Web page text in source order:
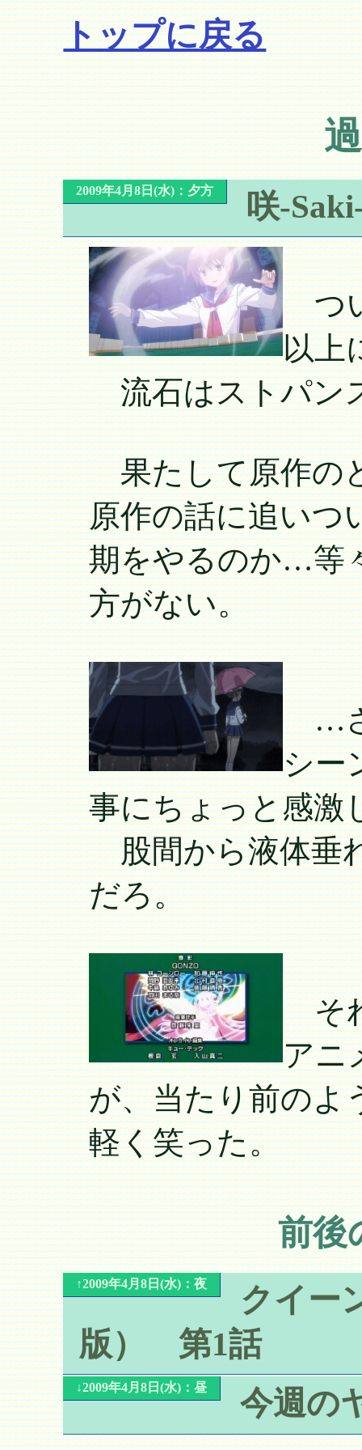
トップに戻る
2009年4月8日(水)：夕方 咲-
つ
以上
流石はストパン
果たして原作の
原作の話に追いつ
期をやるのか…等
方がない。
…さ
シー
事にちょっと感激
股間から液体垂
だろ。
そ
アニ
が、当たり前のよ
軽く笑った。
前後
↑2009年4月8日(水)：夜
クイー
版） 第1話
↓2009年4月8日(水)：昼 今週の